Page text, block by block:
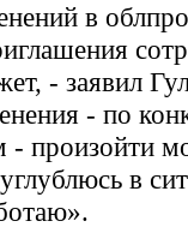
в
- заявил
- по
произойти
в